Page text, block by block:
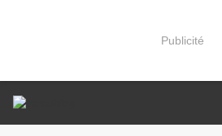
Publicité